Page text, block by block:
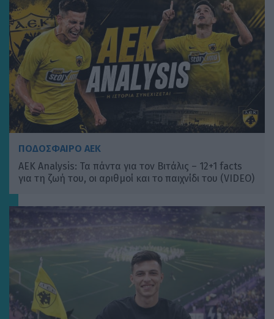
ΠΟΔΟΣΦΑΙΡΟ ΑΕΚ
ΑΕΚ Analysis: Τα πάντα για τον Βιτάλις – 12+1 facts
για τη ζωή του, οι αριθμοί και το παιχνίδι του (VIDEO)